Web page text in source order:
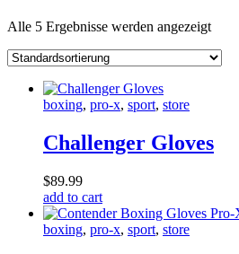
Alle 5 Ergebnisse werden angezeigt
boxing, pro-x, sport, store
Challenger Gloves
$89.99
add to cart
boxing, pro-x, sport, store